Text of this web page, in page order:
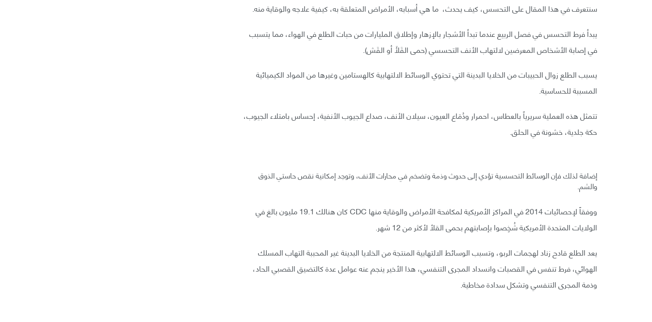
سنتعرف في هذا المقال على التحسس، كيف يحدث، ما هي أسبابه، الأمراض المتعلقة به، كيفية علاجه والوقاية منه.
يبدأ فرط التحسس في فصل الربيع عندما تبدأ الأشجار بالإزهار وإطلاق المليارات من حبات الطلع في الهواء، مما يتسبب
في إصابة الأشخاص المعرضين لالتهاب الأنف التحسسي (حمى القَلَأ أو القَش).
يسبب الطلع زوال الحبيبات من الخلايا البدينة التي تحتوي الوسائط الالتهابية كالهستامين وغيرها من المواد الكيميائية
المسببة للحساسية.
تتمثل هذه العملية سريرياً بالعطاس، احمرار ودُمَاع العيون، سيلان الأنف، صداع الجيوب الأنفية، إحساس بامتلاء الجيوب،
حكة جلدية، خشونة في الحلق.
إضافة لذلك فإن الوسائط التحسسية تؤدي إلى حدوث وذمة وتضخم في محارات الأنف، وتوجد إمكانية نقص حاستي الذوق
والشم.
ووفقاً لإحصائيات 2014 في المراكز الأمريكية لمكافحة الأمراض والوقاية منها CDC كان هنالك 19.1 مليون بالغ في
الولايات المتحدة الأمريكية شُخِصوا بإصابتهم بحمى القلأ لأكثر من 12 شهر.
يعد الطلع قادح زناد لهجمات الربو، وتسبب الوسائط الالتهابية المنتجة من الخلايا البدينة غير المحببة التهاب المسلك
الهوائي، فرط تنفس في القصبات وانسداد المجرى التنفسي، هذا الأخير ينجم عنه عوامل عدة كالتضيق القصبي الحاد،
وذمة المجرى التنفسي وتشكل سدادة مخاطية.